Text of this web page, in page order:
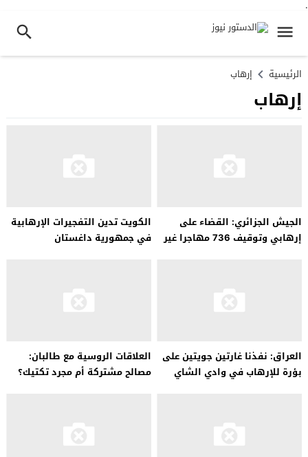
.
الرئيسية إرهاب
إرهاب
الجيش الجزائري: القضاء على
إرهابي وتوقيف 736 مهاجرا غير
الكويت تدين التفجيرات الإرهابية
في جمهورية داغستان
العراق: نفذنا غارتين جويتين على
بؤرة للإرهاب في وادي الشاي
العلاقات الروسية مع طالبان:
مصالح مشتركة أم مجرد تكتيك؟